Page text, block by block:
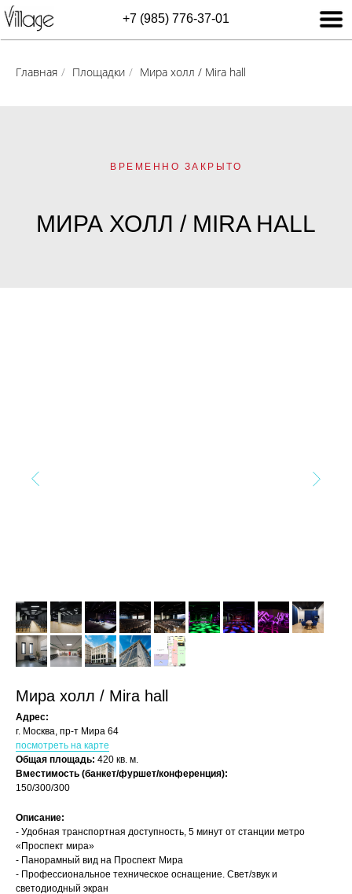
+7 (985) 776-37-01
Главная / Площадки / Мира холл / Mira hall
ВРЕМЕННО ЗАКРЫТО
МИРА ХОЛЛ / MIRA HALL
Мира холл / Mira hall
Адрес:
г. Москва, пр-т Мира 64
посмотреть на карте
Общая площадь: 420 кв. м.
Вместимость (банкет/фуршет/конференция):
150/300/300
Описание:
- Удобная транспортная доступность, 5 минут от станции метро
«Проспект мира»
- Панорамный вид на Проспект Мира
- Профессиональное техническое оснащение. Свет/звук и
светодиодный экран